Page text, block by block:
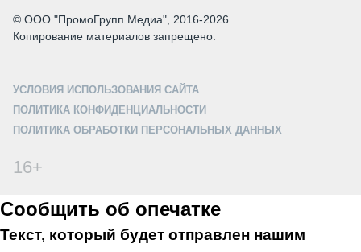
© ООО "ПромоГрупп Медиа", 2016-2026
Копирование материалов запрещено.
УСЛОВИЯ ИСПОЛЬЗОВАНИЯ САЙТА
ПОЛИТИКА КОНФИДЕНЦИАЛЬНОСТИ
ПОЛИТИКА ОБРАБОТКИ ПЕРСОНАЛЬНЫХ ДАННЫХ
16+
Сообщить об опечатке
Текст, который будет отправлен нашим